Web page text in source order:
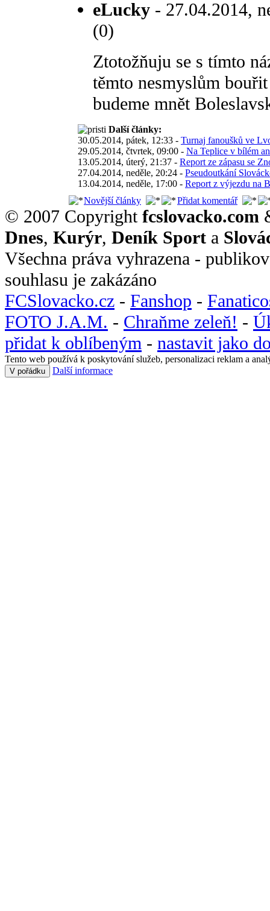
eLucky - 27.04.2014,
(0)
Ztotožňuju se s tímto
těmto nesmyslům
budeme mnět
Další články:
30.05.2014, pátek, 12:33 - Turnaj fanoušků ve
29.05.2014, čtvrtek, 09:00 - Na Teplice v bílém
13.05.2014, úterý, 21:37 - Report ze zápasu se
27.04.2014, neděle, 20:24 - Pseudoutkání
13.04.2014, neděle, 17:00 - Report z výjezdu na
Novější články
Přidat komentář
© 2007 Copyright fcslovacko.com
Dnes, Kurýr, Deník Sport a
Všechna práva vyhrazena -
souhlasu je zakázáno
FCSlovacko.cz - Fanshop -
FOTO J.A.M. - Chraňme zeleň! -
přidat k oblíbeným - nastavit jako
Tento web používá k poskytování služeb, personalizaci reklam a
V pořádku Další informace